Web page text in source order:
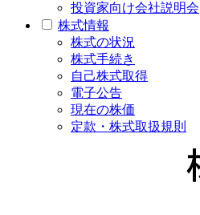
投資家向け会社説明会
株式情報
株式の状況
株式手続き
自己株式取得
電子公告
現在の株価
定款・株式取扱規則